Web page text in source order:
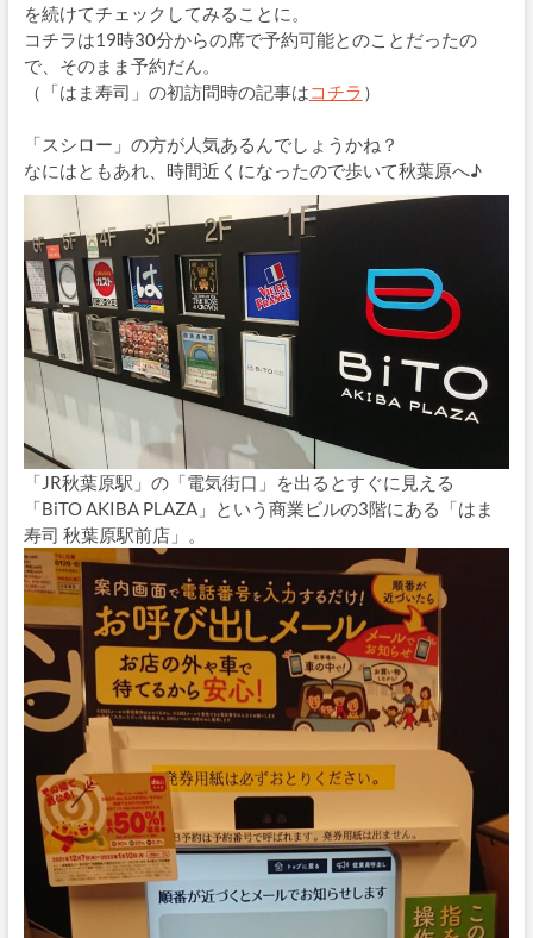
を続けてチェックしてみることに。
コチラは19時30分からの席で予約可能とのことだったの
で、そのまま予約だん。
（「はま寿司」の初訪問時の記事はコチラ ）
「スシロー」の方が人気あるんでしょうかね？
なにはともあれ、時間近くになったので歩いて秋葉原へ♪
「JR秋葉原駅」の「電気街口」を出るとすぐに見える
「BiTO AKIBA PLAZA」という商業ビルの3階にある「はま
寿司 秋葉原駅前店」。